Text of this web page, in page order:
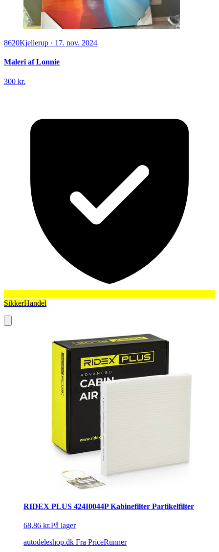
8620Kjellerup · 17. nov. 2024
Maleri af Lonnie
300 kr.
SikkerHandel
RIDEX PLUS 424I0044P Kabinefilter Partikelfilter
68,86 kr.På lager
autodeleshop.dk Fra PriceRunner